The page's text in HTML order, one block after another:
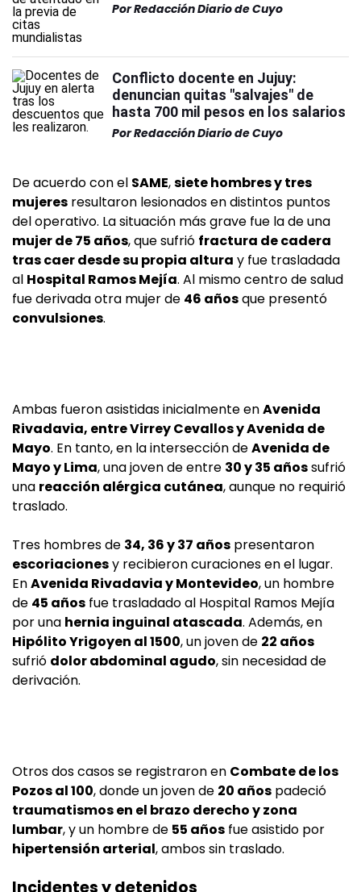
PorRedacción Diario de Cuyo
Conflicto docente en Jujuy:
denuncian quitas "salvajes" de
hasta 700 mil pesos en los salarios
PorRedacción Diario de Cuyo
De acuerdo con el SAME,siete hombres y tres
mujeres resultaron lesionados en distintos puntos
del operativo. La situación más grave fue la de una
mujer de 75 años, que sufrió fractura de cadera
tras caer desde su propia altura y fue trasladada
al Hospital Ramos Mejía. Al mismo centro de salud
fue derivada otra mujer de 46 añosque presentó
convulsiones.
Ambas fueron asistidas inicialmente enAvenida
Rivadavia, entre Virrey Cevallos y Avenida de
Mayo. En tanto, en la intersección deAvenida de
Mayo y Lima, una joven de entre 30 y 35 añossufrió
una reacción alérgica cutánea, aunque no requirió
traslado.
Tres hombres de 34, 36 y 37 años presentaron
escoriacionesy recibieron curaciones en el lugar.
EnAvenida Rivadavia y Montevideo, un hombre
de 45 años fue trasladado al Hospital Ramos Mejía
por una hernia inguinal atascada. Además, en
Hipólito Yrigoyen al 1500, un joven de 22 años
sufrió dolor abdominal agudo, sin necesidad de
derivación.
Otros dos casos se registraron en Combate de los
Pozos al 100, donde un joven de 20 años padeció
traumatismos en el brazo derecho y zona
lumbar, y un hombre de 55 años fue asistido por
hipertensión arterial, ambos sin traslado.
Incidentes y detenidos